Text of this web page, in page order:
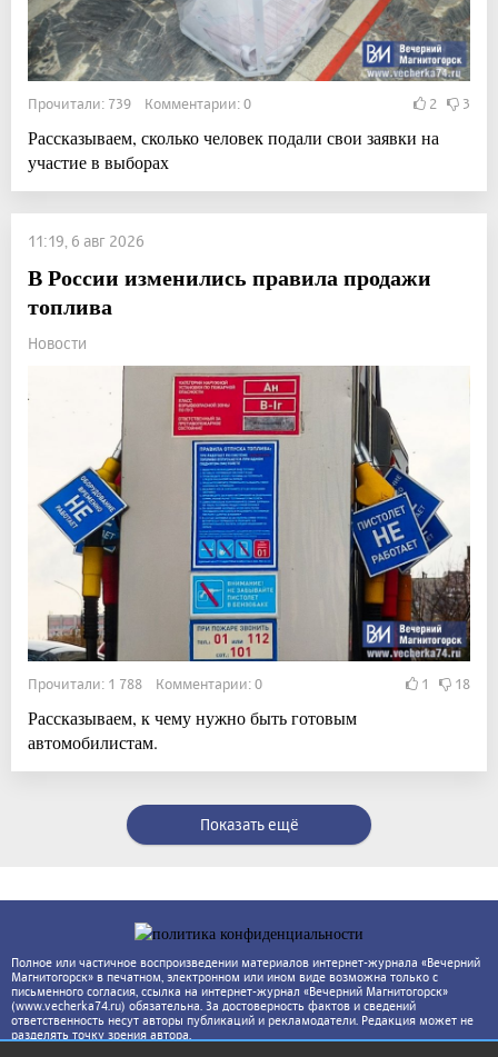
Прочитали: 739 Комментарии: 0 2 3
Рассказываем, сколько человек подали свои заявки на
участие в выборах
11:19, 6 авг 2026
В России изменились правила продажи
топлива
Новости
Прочитали: 1 788 Комментарии: 0 1 18
Рассказываем, к чему нужно быть готовым
автомобилистам.
Показать ещё
Полное или частичное воспроизведении материалов интернет-журнала «Вечерний
Магнитогорск» в печатном, электронном или ином виде возможна только с
письменного согласия, ссылка на интернет-журнал «Вечерний Магнитогорск»
(www.vecherka74.ru) обязательна. За достоверность фактов и сведений
ответственность несут авторы публикаций и рекламодатели. Редакция может не
разделять точку зрения автора.